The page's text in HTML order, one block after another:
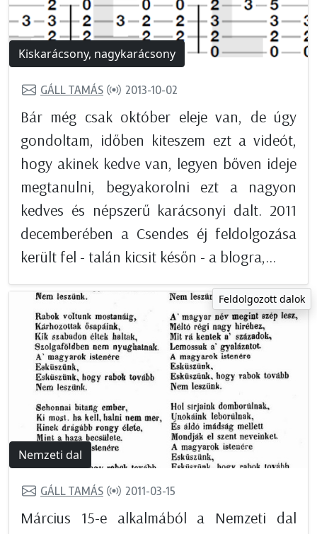
Kiskarácsony, nagykarácsony
GÁLL TAMÁS 2013-10-02
Bár még csak október eleje van, de úgy
gondoltam, időben kiteszem ezt a videót,
hogy akinek kedve van, legyen bőven ideje
megtanulni, begyakorolni ezt a nagyon
kedves és népszerű karácsonyi dalt. 2011
decemberében a Csendes éj feldolgozása
került fel - talán kicsit későn - a blogra,...
Feldolgozott dalok
Nemzeti dal
GÁLL TAMÁS 2011-03-15
Március 15-e alkalmából a Nemzeti dal